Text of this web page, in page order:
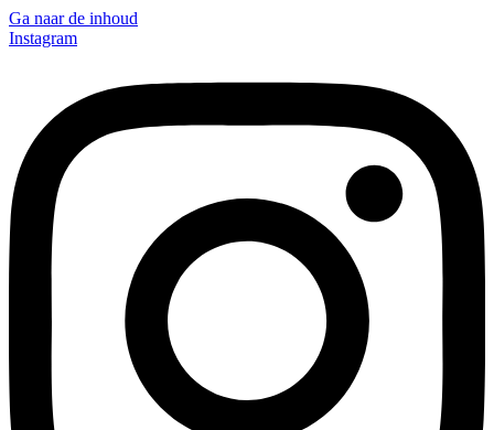
Ga naar de inhoud
Instagram